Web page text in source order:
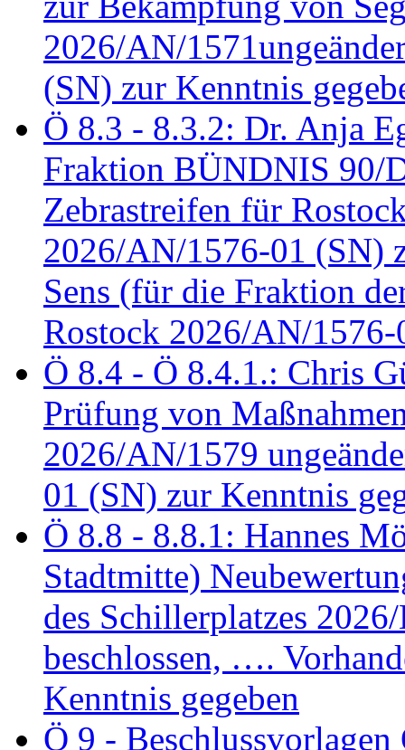
2026/AN/
(SN) zur Kenntnis
Ö 8.3 - 8.3.2: Dr. Anja
Fraktion BÜNDNIS 90/
Zebrastreifen für
2026/AN/1576-01 (SN)
Sens (für die Fraktion
Rostock 2026/AN/1576-
Ö 8.4 - Ö 8.4.1.: Chris
Prüfung von
2026/AN/1579
01 (SN) zur Kenntnis
Ö 8.8 - 8.8.1: Hannes
Stadtmitte)
des Schillerplatzes
beschlossen, ….
Kenntnis gegeben
Ö 9 - Beschlussvorlagen